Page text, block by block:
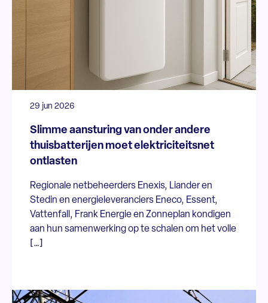
29 jun 2026
Slimme aansturing van onder andere
thuisbatterijen moet elektriciteitsnet
ontlasten
Regionale netbeheerders Enexis, Liander en
Stedin en energieleveranciers Eneco, Essent,
Vattenfall, Frank Energie en Zonneplan kondigen
aan hun samenwerking op te schalen om het volle
[…]